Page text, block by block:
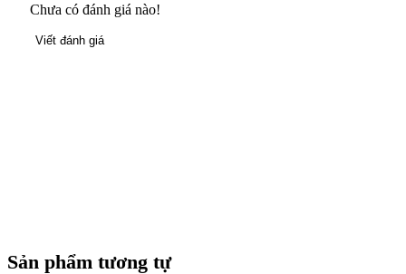
Chưa có đánh giá nào!
Viết đánh giá
Sản phẩm tương tự